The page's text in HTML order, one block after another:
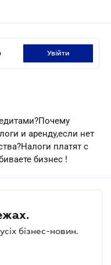
увійти
и аренду,если нет
платят с
бизнес !
бізнес-новин.